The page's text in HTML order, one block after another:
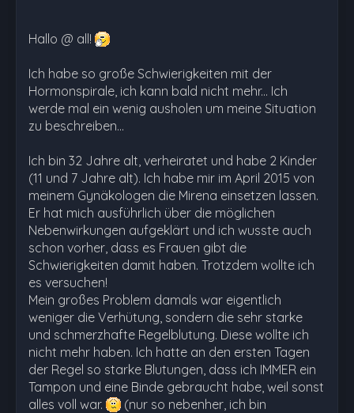
Hallo @ all!
Ich habe so große Schwierigkeiten mit der
Hormonspirale, ich kann bald nicht mehr... Ich
werde mal ein wenig ausholen um meine Situation
zu beschreiben...
Ich bin 32 Jahre alt, verheiratet und habe 2 Kinder
(11 und 7 Jahre alt). Ich habe mir im April 2015 von
meinem Gynäkologen die Mirena einsetzen lassen.
Er hat mich ausführlich über die möglichen
Nebenwirkungen aufgeklärt und ich wusste auch
schon vorher, dass es Frauen gibt die
Schwierigkeiten damit haben. Trotzdem wollte ich
es versuchen!
Mein großes Problem damals war eigentlich
weniger die Verhütung, sondern die sehr starke
und schmerzhafte Regelblutung. Diese wollte ich
nicht mehr haben. Ich hatte an den ersten Tagen
der Regel so starke Blutungen, dass ich IMMER ein
Tampon und eine Binde gebraucht habe, weil sonst
alles voll war.
(nur so nebenher, ich bin